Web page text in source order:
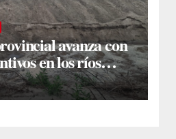
avanza con
en los ríos
en los Bajos